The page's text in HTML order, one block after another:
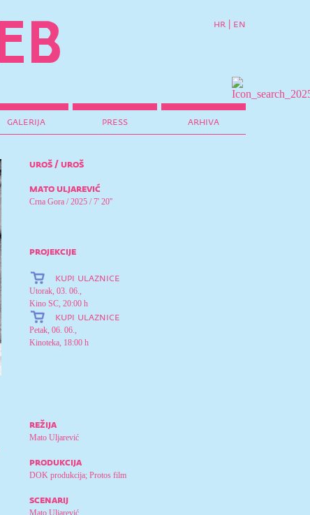
hr en
galerija press arhiva
uroš / uroš
mato uljarević
Crna Gora / 2025 / 7' 20''
projekcije
kupi ulaznice
Utorak, 03. 06.,
Kino SC, 20:00 h
kupi ulaznice
Petak, 06. 06.,
Kinoteka, 18:00 h
režija
Mato Uljarević
produkcija
DOK produkcija; Protos film
scenarij
Mato Uljarević